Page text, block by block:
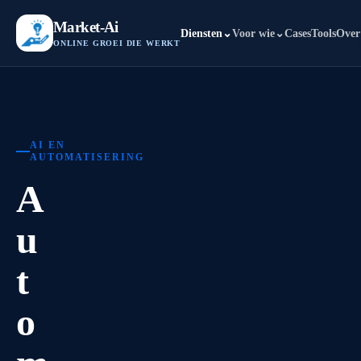
Market-Ai
ONLINE GROEI DIE WERKT
Diensten ⌄Voor wie⌄CasesTools
AI EN
AUTOMATISERING
A
u
t
o